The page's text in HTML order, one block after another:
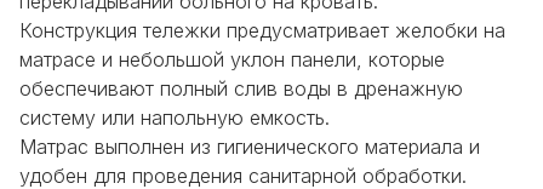
Конструкция тележки предусматривает желобки на
матрасе и небольшой уклон панели, которые
обеспечивают полный слив воды в дренажную
систему или напольную емкость.
Матрас выполнен из гигиенического материала и
удобен для проведения санитарной обработки.